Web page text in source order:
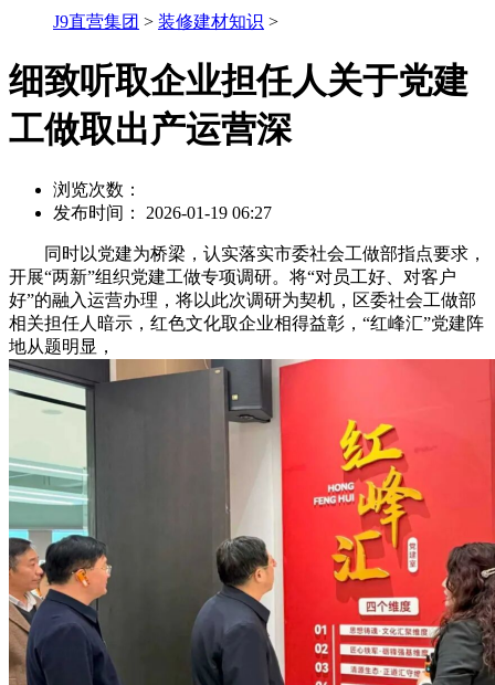
J9直营集团 > 装修建材知识 >
细致听取企业担任人关于党建
工做取出产运营深
浏览次数：
发布时间： 2026-01-19 06:27
同时以党建为桥梁，认实落实市委社会工做部指点要求，
开展“两新”组织党建工做专项调研。将“对员工好、对客户
好”的融入运营办理，将以此次调研为契机，区委社会工做部
相关担任人暗示，红色文化取企业相得益彰，“红峰汇”党建阵
地从题明显，